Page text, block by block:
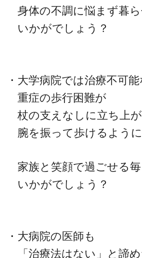
身体の不調に悩まず暮ら
いかがでしょう？
・大学病院では治療不可
重症の歩行困難が
杖の支えなしに立ち上
腕を振って歩けるように
家族と笑顔で過ごせる
いかがでしょう？
・大病院の医師も
「治療法はない」と諦め